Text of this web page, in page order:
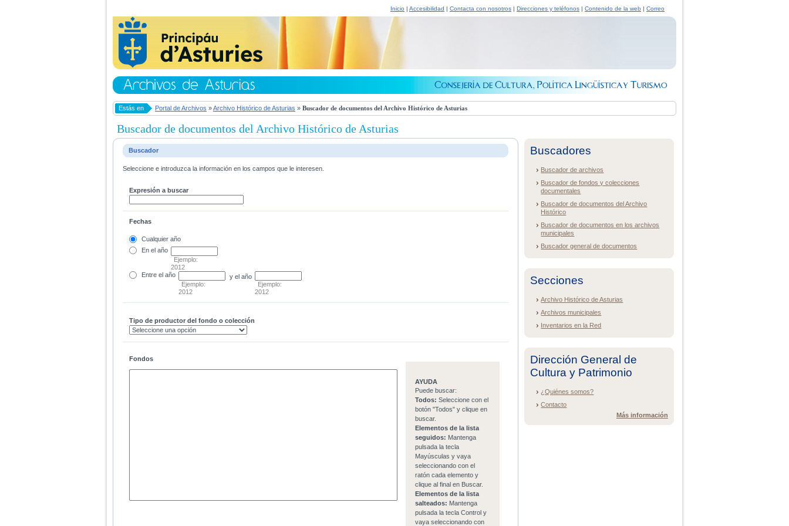
Inicio | Accesibilidad | Contacta con nosotros | Direcciones y teléfonos | Contenido de la web | Correo
Estás en Portal de Archivos »Archivo Histórico de Asturias » Buscador de documentos del Archivo Histórico de Asturias
Buscador de documentos del Archivo Histórico de Asturias
Buscador
Seleccione e introduzca la información en los campos que le interesen.
Expresión a buscar
Fechas
Cualquier año
En el año
Ejemplo:
2012
Entre el año
Ejemplo:
2012
y el año
Ejemplo:
2012
Tipo de productor del fondo o colección
Fondos
AYUDA
Puede buscar:
Todos: Seleccione con el
botón "Todos" y clique en
buscar.
Elementos de la lista
seguidos: Mantenga
pulsada la tecla
Mayúsculas y vaya
seleccionando con el
ratón cada elemento y
clique al final en Buscar.
Elementos de la lista
salteados: Mantenga
pulsada la tecla Control y
vaya seleccionando con
Buscadores
Buscador de archivos
Buscador de fondos y colecciones
documentales
Buscador de documentos del Archivo
Histórico
Buscador de documentos en los archivos
municipales
Buscador general de documentos
Secciones
Archivo Histórico de Asturias
Archivos municipales
Inventarios en la Red
Dirección General de
Cultura y Patrimonio
¿Quiénes somos?
Contacto
Más información